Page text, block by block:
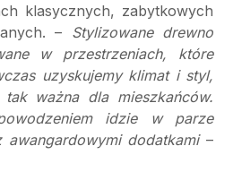
klasycznych, zabytkowych
– Stylizowane drewno
w przestrzeniach, które
uzyskujemy klimat i styl,
ważna dla mieszkańców.
idzie w parze
awangardowymi dodatkami–